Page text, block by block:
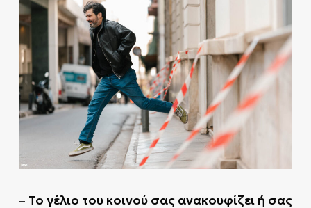
– Το γέλιο του κοινού σας ανακουφίζει ή σας